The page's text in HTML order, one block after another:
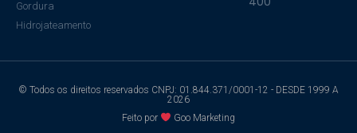
Gordura
Hidrojateamento
© Todos os direitos reservados CNPJ: 01.844.371/0001-12 - DESDE 1999 A
2026
Feito por
Goo Marketing